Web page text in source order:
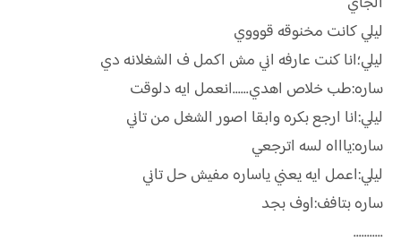
ليلي كانت مخنوقه قوووي
ليلي؛انا كنت عارفه اني مش اكمل ف الشغلانه دي
ساره:طب خلاص اهدي......انعمل ايه دلوقت
ليلي:انا ارجع بكره وابقا اصور الشغل من تاني
ساره:ياااه لسه اترجعي
ليلي:اعمل ايه يعني ياساره مفيش حل تاني
ساره بتافف:اوف بجد
...........